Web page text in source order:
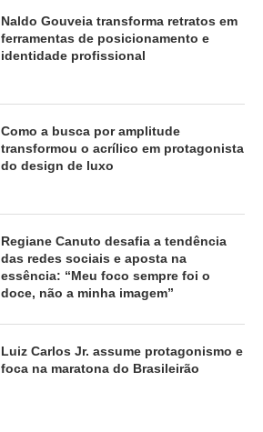
Naldo Gouveia transforma retratos em
ferramentas de posicionamento e
identidade profissional
Como a busca por amplitude
transformou o acrílico em protagonista
do design de luxo
Regiane Canuto desafia a tendência
das redes sociais e aposta na
essência: “Meu foco sempre foi o
doce, não a minha imagem”
Luiz Carlos Jr. assume protagonismo e
foca na maratona do Brasileirão